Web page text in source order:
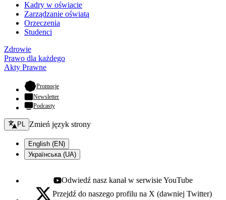
Kadry w oświacie
Zarządzanie oświatą
Orzeczenia
Studenci
Zdrowie
Prawo dla każdego
Akty Prawne
Promocje- otwiera się w nowej karcie
Newsletter
Podcasty
Zmień język - bieżący:
PL Zmień język strony
English (EN)
Українська (UA)
Youtube - otwiera się w nowej karcie
Odwiedź nasz kanał w serwisie YouTube
X - otwiera się w nowej karcie
Przejdź do naszego profilu na X (dawniej Twitter)